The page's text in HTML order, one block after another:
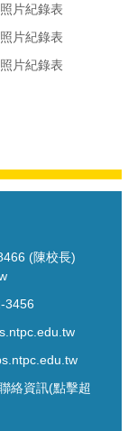
片紀錄表
片紀錄表
片紀錄表
(陳校長)
3456
絡資訊(點擊超